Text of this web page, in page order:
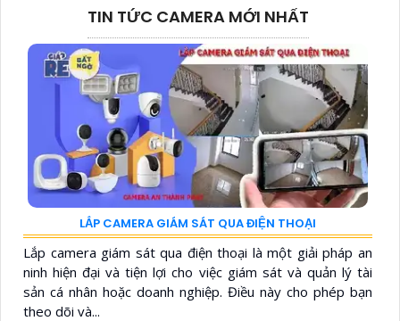
TIN TỨC CAMERA MỚI NHẤT
LẮP CAMERA GIÁM SÁT QUA ĐIỆN THOẠI
Lắp camera giám sát qua điện thoại là một giải pháp an
ninh hiện đại và tiện lợi cho việc giám sát và quản lý tài
sản cá nhân hoặc doanh nghiệp. Điều này cho phép bạn
theo dõi và...